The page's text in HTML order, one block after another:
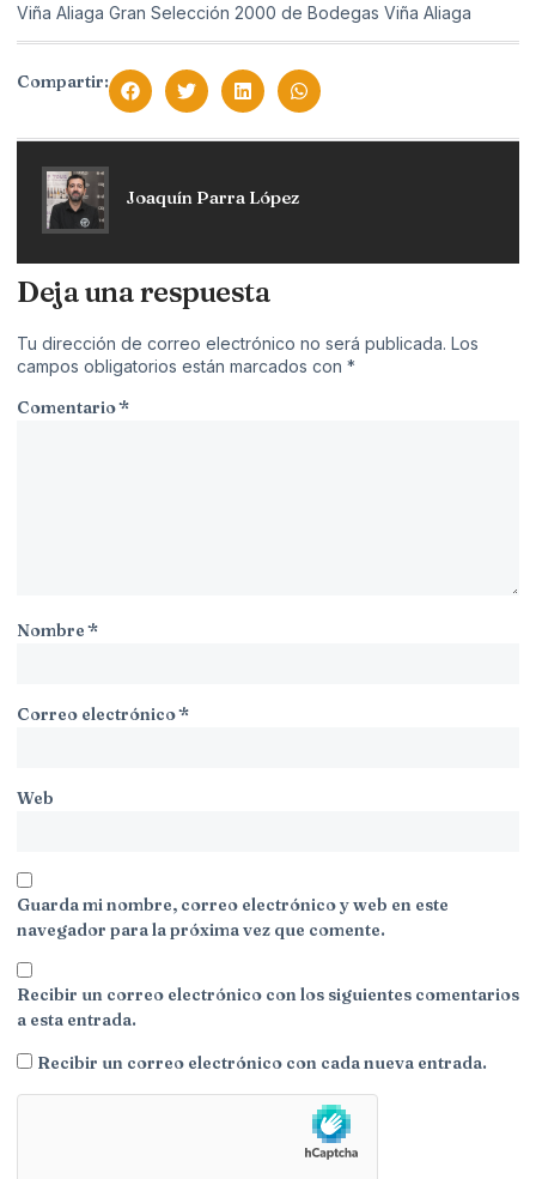
Viña Aliaga Gran Selección 2000 de Bodegas Viña Aliaga
Compartir:
Joaquín Parra López
Deja una respuesta
Tu dirección de correo electrónico no será publicada. Los
campos obligatorios están marcados con *
Comentario*
Nombre*
Correo electrónico*
Web
Guarda mi nombre, correo electrónico y web en este
navegador para la próxima vez que comente.
Recibir un correo electrónico con los siguientes comentarios
a esta entrada.
Recibir un correo electrónico con cada nueva entrada.